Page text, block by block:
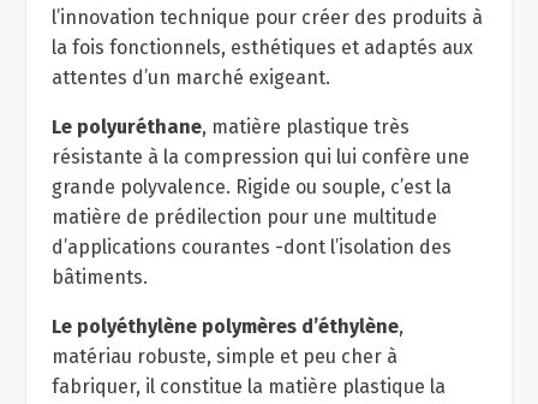
l’innovation technique pour créer des produits à
la fois fonctionnels, esthétiques et adaptés aux
attentes d’un marché exigeant.
Le polyuréthane, matière plastique très
résistante à la compression qui lui confère une
grande polyvalence. Rigide ou souple, c’est la
matière de prédilection pour une multitude
d’applications courantes -dont l’isolation des
bâtiments.
Le polyéthylène polymères d’éthylène,
matériau robuste, simple et peu cher à
fabriquer, il constitue la matière plastique la